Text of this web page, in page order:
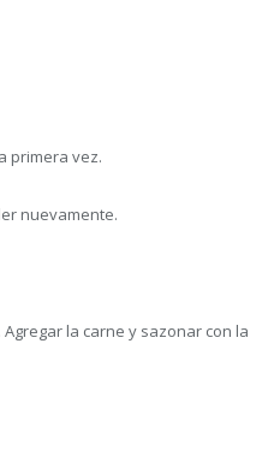
primera vez.
nuevamente.
la carne y sazonar con la